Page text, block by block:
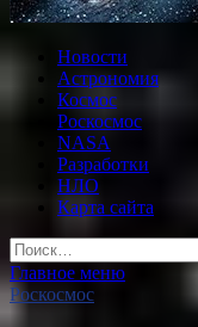
Новости
Астрономия
Космос
Роскосмос
NASA
Разработки
НЛО
Карта сайта
Найти:
Главное меню
Роскосмос